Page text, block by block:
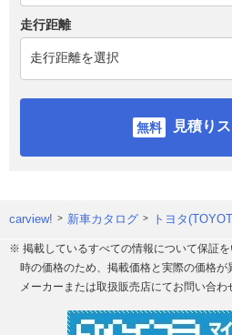
走行距離
見積り
carview! 新車カタログ トヨタ
※ 掲載しているすべての情報について保証
時の価格のため、掲載価格と実際の価格が
メーカーまたは取扱販売店にてお問い合わ